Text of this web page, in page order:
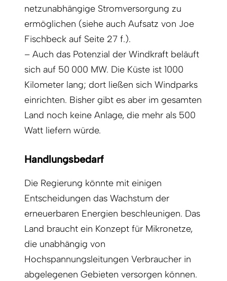
netzunabhängige Stromversorgung zu
ermöglichen (siehe auch Aufsatz von Joe
Fischbeck auf Seite 27 f.).
– Auch das Potenzial der Windkraft beläuft
sich auf 50 000 MW. Die Küste ist 1000
Kilometer lang; dort ließen sich Windparks
einrichten. Bisher gibt es aber im gesamten
Land noch keine Anlage, die mehr als 500
Watt liefern würde.
Handlungsbedarf
Die Regierung könnte mit einigen
Entscheidungen das Wachstum der
erneuerbaren Energien beschleunigen. Das
Land braucht ein Konzept für Mikronetze,
die unabhängig von
Hochspannungsleitungen Verbraucher in
abgelegenen Gebieten versorgen können.